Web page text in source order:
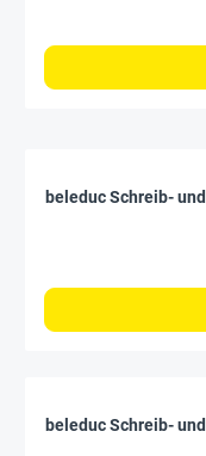
beleduc Schreib-
beleduc Schreib-